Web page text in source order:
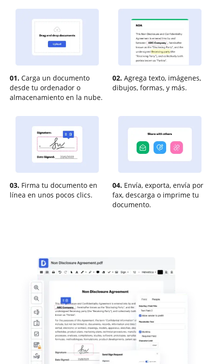
01. Carga un documento
desde tu ordenador o
almacenamiento en la nube.
02. Agrega texto, imágenes,
dibujos, formas, y más.
03. Firma tu documento en
línea en unos pocos clics.
04. Envía, exporta, envía por
fax, descarga o imprime tu
documento.